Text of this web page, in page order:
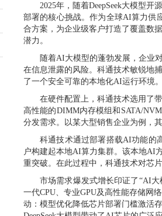
2025年，随着DeepSeek大模型
部署的核心挑战。作为全球AI算力供
合方案，为企业级客户打造了覆盖数
潜力。
随着AI大模型的蓬勃发展，企业
在信息泄露的风险。科通技术敏锐地
了一个安全可靠的本地化AI运行环境。
在硬件配置上，科通技术选用了
高性能的DIMM内存模组和SATA/
分发需求。以某大型销售企业为例，
科通技术通过部署搭载AI功能的
户构建起本地AI算力集群。该本地AI
重突破。在此过程中，科通技术对芯
市场需求爆发式增长印证了“AI
一代CPU、专业GPU及高性能存储网
动：模型优化降低芯片部署门槛激活